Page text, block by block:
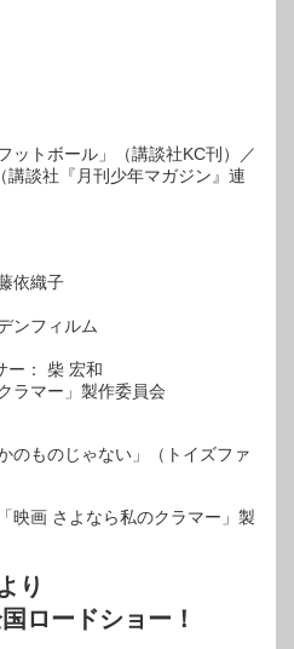
ットボール」（講談社KC刊）／
講談社『月刊少年マガジン』連
依織子
ンフィルム
ー： 柴 宏和
ラマー」製作委員会
のものじゃない」（トイズファ
映画 さよなら私のクラマー」製
り
ロードショー！